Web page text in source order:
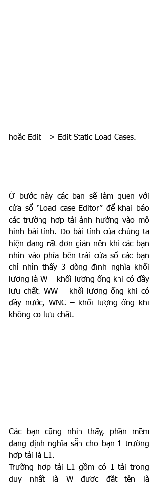
hoặc Edit --> Edit Static Load Cases.
Ở bước này các bạn sẽ làm quen với
cửa sổ “Load case Editor” để khai báo
các trường hợp tải ảnh hưởng vào mô
hình bài tính. Do bài tính của chúng ta
hiện đang rất đơn giản nên khi các bạn
nhìn vào phía bên trái cửa sổ các bạn
chỉ nhìn thấy 3 dòng định nghĩa khối
lượng là W – khối lượng ống khi có đầy
lưu chất, WW – khối lượng ống khi có
đầy nước, WNC – khối lượng ống khi
không có lưu chất.
Các bạn cũng nhìn thấy, phần mềm
đang định nghĩa sẵn cho bạn 1 trường
hợp tải là L1.
Trường hơp tải L1 gồm có 1 tải trọng
duy nhất là W được đặt tên là